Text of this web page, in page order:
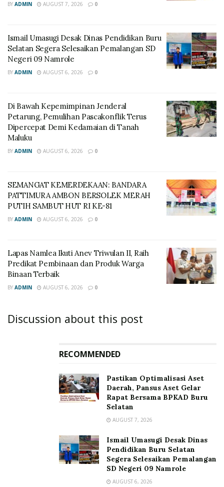
BY ADMIN AUGUST 7, 2026 0
Ismail Umasugi Desak Dinas Pendidikan Buru
Selatan Segera Selesaikan Pemalangan SD
Negeri 09 Namrole
BY ADMIN AUGUST 6, 2026 0
Di Bawah Kepemimpinan Jenderal
Petarung, Pemulihan Pascakonflik Terus
Dipercepat Demi Kedamaian di Tanah
Maluku
BY ADMIN AUGUST 6, 2026 0
SEMANGAT KEMERDEKAAN: BANDARA
PATTIMURA AMBON BERSOLEK MERAH
PUTIH SAMBUT HUT RI KE-81
BY ADMIN AUGUST 6, 2026 0
Lapas Namlea Ikuti Anev Triwulan II, Raih
Predikat Pembinaan dan Produk Warga
Binaan Terbaik
BY ADMIN AUGUST 6, 2026 0
Discussion about this post
RECOMMENDED
Pastikan Optimalisasi Aset
Daerah, Pansus Aset Gelar
Rapat Bersama BPKAD Buru
Selatan
AUGUST 7, 2026
Ismail Umasugi Desak Dinas
Pendidikan Buru Selatan
Segera Selesaikan Pemalangan
SD Negeri 09 Namrole
AUGUST 6, 2026